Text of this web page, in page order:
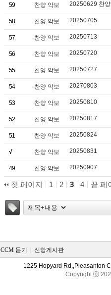
59 찬양 악보 20250629 찬양
58 찬양 악보 20250705
57 찬양 악보 20250713
56 찬양 악보 20250720
55 찬양 악보 20250727
54 찬양 악보 20270803
53 찬양 악보 20250810
52 찬양 악보 20250817
51 찬양 악보 20250824
√ 찬양 악보 20250831
49 찬양 악보 20250907
첫 페이지 1 2 3 4
끝 페
CCM 듣기 신앙게시판
1225 Hopyard Rd.,Pleasanton
Copyright ⓒ